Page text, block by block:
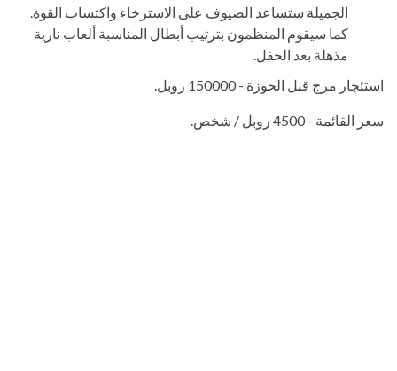
الجميلة ستساعد الضيوف على الاسترخاء واكتساب القوة.
كما سيقوم المنظمون بترتيب أبطال المناسبة ألعاب نارية
مذهلة بعد الحفل.
استئجار مرج قبل الحوزة - 150000 روبل.
سعر القائمة - 4500 روبل / شخص.